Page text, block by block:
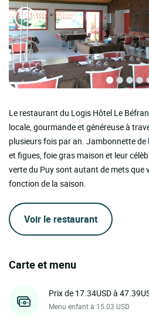
Le restaurant du Logis Hôtel Le
locale, gourmande et généreuse à
plusieurs fois par an. Jambonnette
et figues, foie gras maison et leur
verte du Puy sont autant de mets que
fonction de la saison.
Voir le restaurant
Carte et menu
Prix de 17.34USD à
Menu enfant à 15.03 USD